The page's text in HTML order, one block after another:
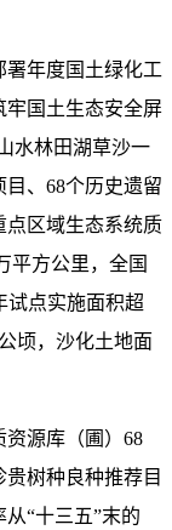
年度国土绿化工
牢国土生态安全屏
水林田湖草沙一
、68个历史遗留
点区域生态系统质
平方公里，全国
试点实施面积超
顷，沙化土地面
源库（圃）68
树种良种推荐目
“十三五”末的